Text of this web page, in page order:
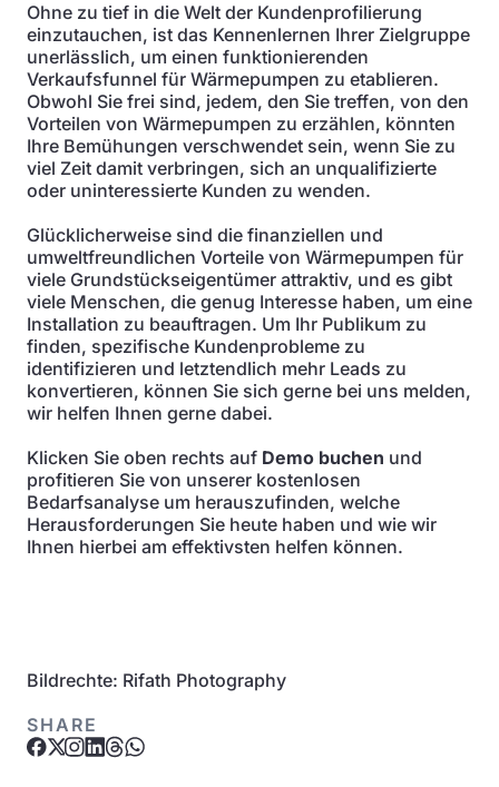
Ohne zu tief in die Welt der Kundenprofilierung
einzutauchen, ist das Kennenlernen Ihrer Zielgruppe
unerlässlich, um einen funktionierenden
Verkaufsfunnel für Wärmepumpen zu etablieren.
Obwohl Sie frei sind, jedem, den Sie treffen, von den
Vorteilen von Wärmepumpen zu erzählen, könnten
Ihre Bemühungen verschwendet sein, wenn Sie zu
viel Zeit damit verbringen, sich an unqualifizierte
oder uninteressierte Kunden zu wenden.
Glücklicherweise sind die finanziellen und
umweltfreundlichen Vorteile von Wärmepumpen für
viele Grundstückseigentümer attraktiv, und es gibt
viele Menschen, die genug Interesse haben, um eine
Installation zu beauftragen. Um Ihr Publikum zu
finden, spezifische Kundenprobleme zu
identifizieren und letztendlich mehr Leads zu
konvertieren, können Sie sich gerne bei uns melden,
wir helfen Ihnen gerne dabei.
Klicken Sie oben rechts auf Demo buchen und
profitieren Sie von unserer kostenlosen
Bedarfsanalyse um herauszufinden, welche
Herausforderungen Sie heute haben und wie wir
Ihnen hierbei am effektivsten helfen können.
Bildrechte: Rifath Photography
SHARE